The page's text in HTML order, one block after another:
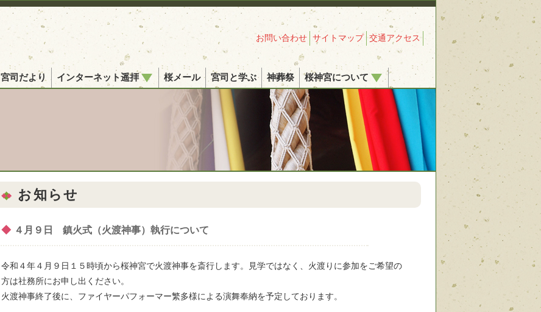
お問い合わせ サイトマップ 交通アクセス
宮司だより インターネット遥拝 桜メール 宮司と学ぶ 神葬祭 桜神宮について
お知らせ
◆ ４月９日 鎮火式（火渡神事）執行について
令和４年４月９日１５時頃から桜神宮で火渡神事を斎行します。見学ではなく、火渡りに参加をご希望の
方は社務所にお申し出ください。
火渡神事終了後に、ファイヤーパフォーマー繁多様による演舞奉納を予定しております。